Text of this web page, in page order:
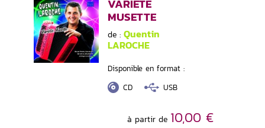
VARIETE
MUSETTE
de : Quentin
LAROCHE
Disponible en format :
CD
USB
à partir de 10,00 €